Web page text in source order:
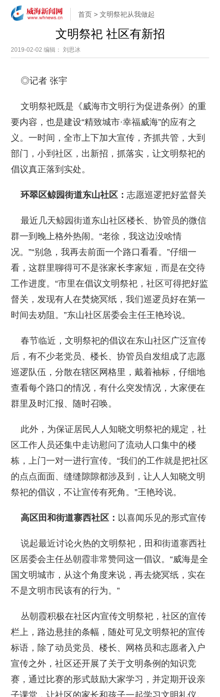
首页 >文明祭祀从我做起
文明祭祀 社区有新招
2019-02-02编辑： 刘思冰
◎记者 张宇
文明祭祀既是《威海市文明行为促进条例》的重
要内容，也是建设“精致城市·幸福威海”的应有之
义。一时间，全市上下加大宣传，齐抓共管，大到
部门，小到社区，出新招，抓落实，让文明祭祀的
倡议真正落到实处。
环翠区鲸园街道东山社区：志愿巡逻把好监督关
最近几天鲸园街道东山社区楼长、协管员的微信
群一到晚上格外热闹。“老徐，我这边没啥情
况。”“别急，我再去前面一个路口看看。”仔细一
看，这群里聊得可不是张家长李家短，而是在交待
工作进度。“市里在倡议文明祭祀，社区可得把好监
督关，发现有人在焚烧冥纸，我们巡逻员好在第一
时间去劝阻。”东山社区居委会主任王艳玲说。
春节临近，文明祭祀的倡议在东山社区广泛宣传
后，有不少老党员、楼长、协管员自发组成了志愿
巡逻队伍，分散在辖区网格里，戴着袖标，仔细地
查看每个路口的情况，有什么突发情况，大家便在
群里及时汇报、随时召唤。
此外，为保证居民人人知晓文明祭祀的规定，社
区工作人员还集中走访慰问了流动人口集中的楼
栋，上门一对一进行宣传。“我们的工作就是把社区
的点点面面、缝缝隙隙都涉及到，让人人知晓文明
祭祀的倡议，不让宣传有死角。”王艳玲说。
高区田和街道寨西社区： 以喜闻乐见的形式宣传
说起最近讨论火热的文明祭祀，田和街道寨西社
区居委会主任丛朝霞非常赞同这一倡议。“威海是全
国文明城市，从这个角度来说，再去烧冥纸，实在
不是文明市民该有的行为。”
丛朝霞积极在社区内宣传文明祭祀，社区的宣传
栏上，路边悬挂的条幅，随处可见文明祭祀的宣传
标语，除了动员党员、楼长、网格员和志愿者入户
宣传之外，社区还开展了关于文明条例的知识竞
赛，通过比赛的形式鼓励大家学习，并定期开设亲
子课堂，让社区的家长和孩子一起学习文明礼仪。